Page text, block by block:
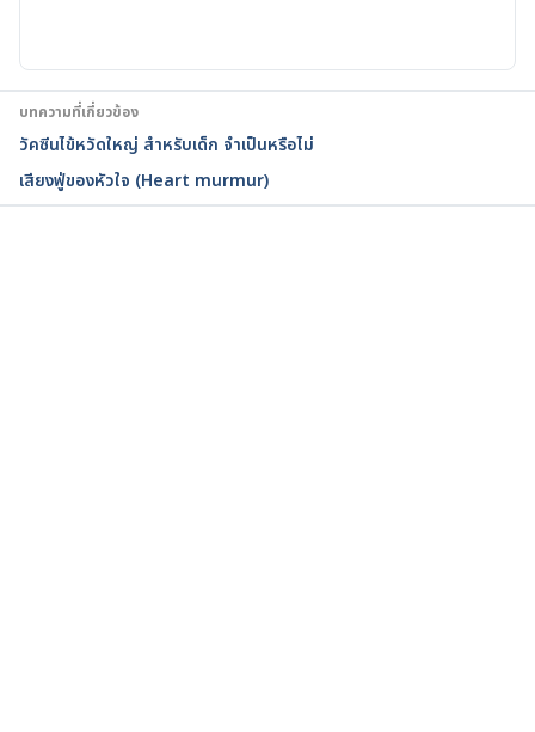
Accessed August 10, 2022
Week-by-week guide to pregnancy.
https://www.nhs.uk/start4life/pregnancy/week-
by-week/2nd-trimester/week-
19/#:~:text=Your%20baby%2C%20or%20foetus%2C
บทความที่เกี่ยวข้อง
วัคซีนไข้หวัดใหญ่ สำหรับเด็ก จำเป็นหรือไม่
เสียงฟู่ของหัวใจ (Heart murmur)